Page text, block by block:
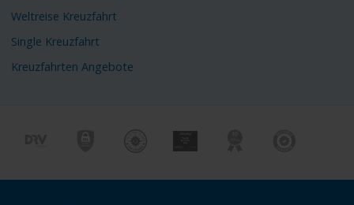
Weltreise Kreuzfahrt
Single Kreuzfahrt
Kreuzfahrten Angebote